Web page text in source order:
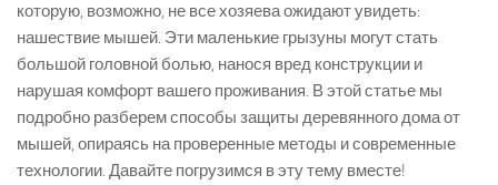
которую, возможно, не все хозяева ожидают увидеть:
нашествие мышей. Эти маленькие грызуны могут стать
большой головной болью, нанося вред конструкции и
нарушая комфорт вашего проживания. В этой статье мы
подробно разберем способы защиты деревянного дома от
мышей, опираясь на проверенные методы и современные
технологии. Давайте погрузимся в эту тему вместе!